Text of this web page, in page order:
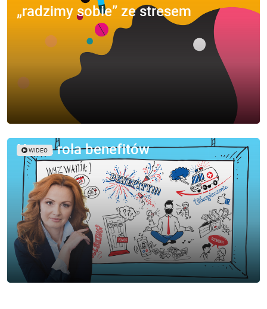
„radzimy sobie” ze stresem
Nowa rola benefitów
WIDEO